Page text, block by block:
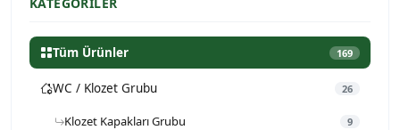
Tüm Ürünler 169
WC / Klozet Grubu 26
Klozet Kapakları Grubu 9